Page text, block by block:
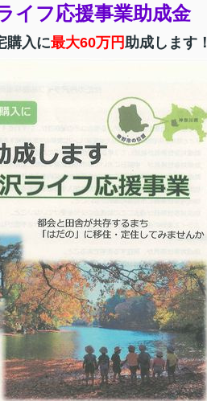
イフ応援事業助成金
購入に最大60万円助成します！